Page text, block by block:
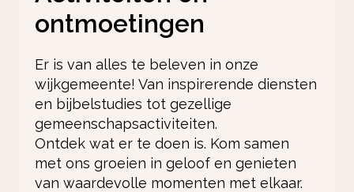
ontmoetingen
Er is van alles te beleven in onze
wijkgemeente! Van inspirerende diensten
en bijbelstudies tot gezellige
gemeenschapsactiviteiten.
Ontdek wat er te doen is. Kom samen
met ons groeien in geloof en genieten
van waardevolle momenten met elkaar.